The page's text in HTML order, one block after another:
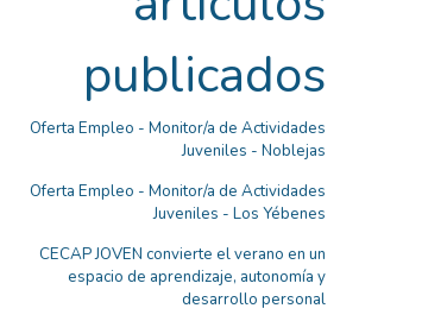
publicados
Oferta Empleo - Monitor/a de Actividades
Juveniles - Noblejas
Oferta Empleo - Monitor/a de Actividades
Juveniles - Los Yébenes
CECAP JOVEN convierte el verano en un
espacio de aprendizaje, autonomía y
desarrollo personal